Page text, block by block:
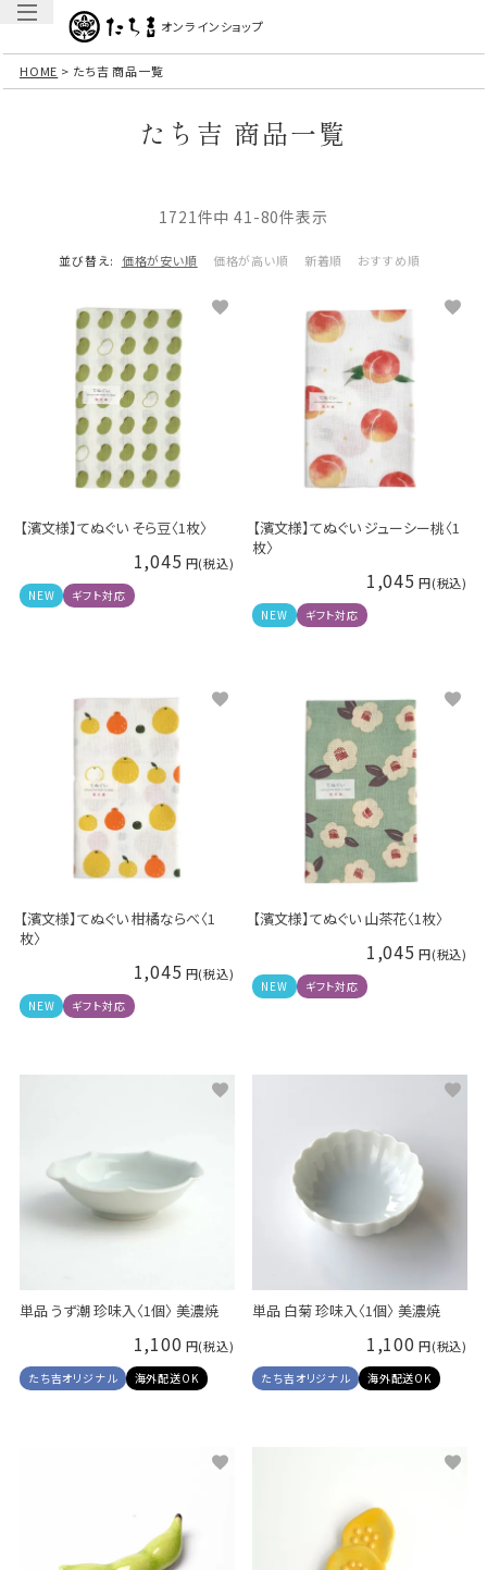
オンラインショップ
HOME たち吉 商品一覧
たち吉 商品一覧
並び替え 価格が安い順 価格が高い順 新着順 おすすめ順
1721 件中 41 -80件表示
【濱文様】てぬぐい そら豆〈1枚〉
1,045
NEW ギフト対応
【濱文様】てぬぐい ジューシー桃〈1
枚〉
1,045
NEW ギフト対応
【濱文様】てぬぐい 柑橘ならべ〈1
枚〉
1,045
NEW ギフト対応
【濱文様】てぬぐい 山茶花〈1枚〉
1,045
NEW ギフト対応
単品 うず潮 珍味入〈1個〉 美濃焼
1,100
たち吉オリジナル 海外配送OK
単品 白菊 珍味入〈1個〉 美濃焼
1,100
たち吉オリジナル 海外配送OK